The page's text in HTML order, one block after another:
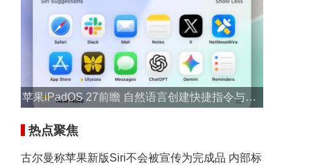
苹果iPadOS 27前瞻 自然语言创建快捷指令与Saf
热点聚焦
古尔曼称苹果新版Siri不会被宣传为完成品 内部标